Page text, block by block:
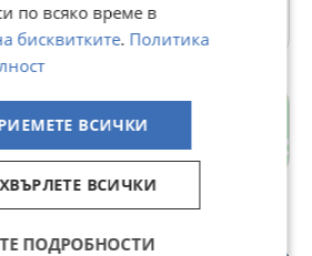
https://estateshop22.imot.bg
за теб
по всяко време в
бисквитките. Политика
ВСИЧКИ
ВСИЧКИ
ПОДРОБНОСТИ